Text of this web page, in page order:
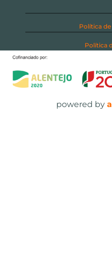
Política
Política
powered by